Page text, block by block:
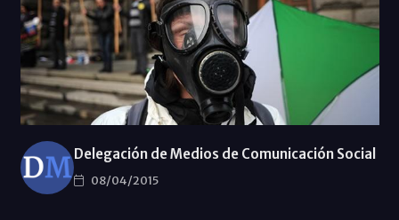
Delegación de Medios de Comunicación Social
08/04/2015